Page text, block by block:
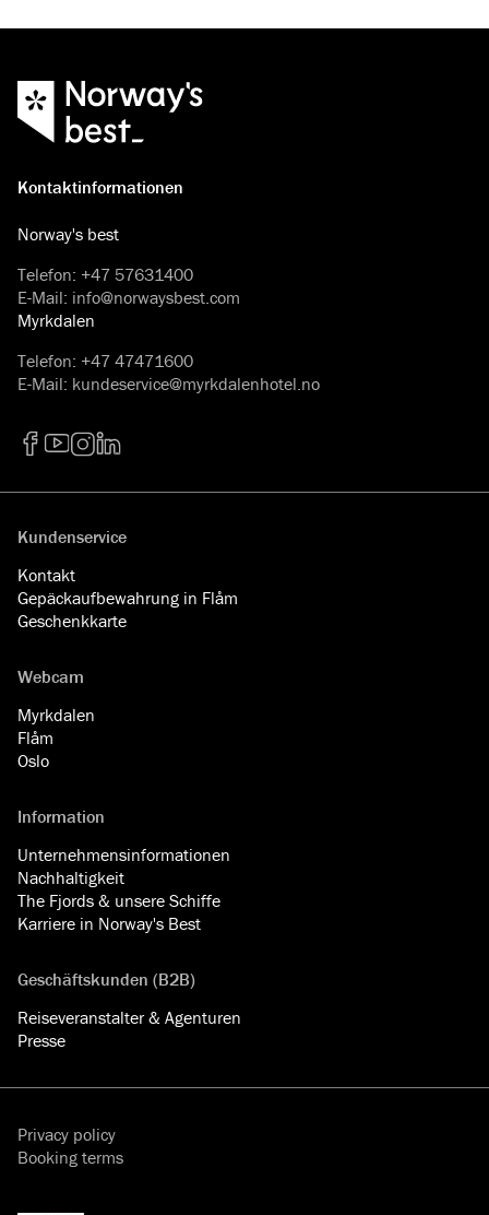
Kontaktinformationen
Norway's best
Telefon: +47 57631400
E-Mail: info@norwaysbest.com
Myrkdalen
Telefon: +47 47471600
E-Mail: kundeservice@myrkdalenhotel.no
Kundenservice
Kontakt
Gepäckaufbewahrung in Flåm
Geschenkkarte
Webcam
Myrkdalen
Flåm
Oslo
Information
Unternehmensinformationen
Nachhaltigkeit
The Fjords & unsere Schiffe
Karriere in Norway's Best
Geschäftskunden (B2B)
Reiseveranstalter & Agenturen
Presse
Privacy policy
Booking terms